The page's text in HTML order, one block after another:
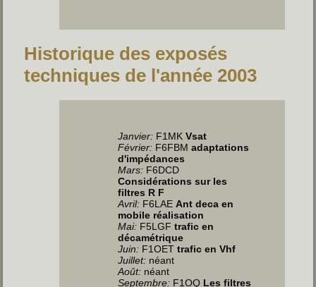
Historique des exposés
techniques de l'année 2003
Janvier: F1MKVsat
Février: F6FBMadaptations
d'impédances
Mars: F6DCD
Considérations sur les
filtres R F
Avril: F6LAEAnt deca en
mobile réalisation
Mai: F5LGFtrafic en
décamétrique
Juin: F1OETtrafic en Vhf
Juillet: néant
Août: néant
Septembre: F1OQ Les filtres